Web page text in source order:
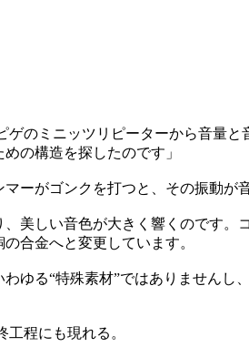
のミニッツリピーターから音量
の構造を探したのです」
ーがゴンクを打つと、その振動が
美しい音色が大きく響くのです
合金へと変更しています。
ゆる“特殊素材”ではありませんし
程にも現れる。